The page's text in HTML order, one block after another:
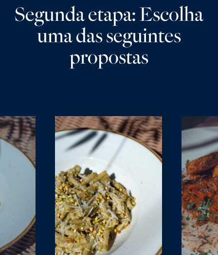
Segunda etapa: Escolha
uma das seguintes
propostas